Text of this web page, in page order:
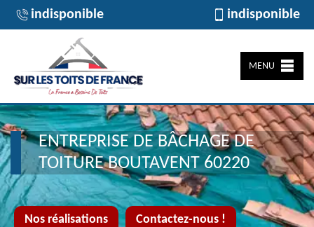
indisponible indisponible
MENU
Nos réalisations Contactez-nous !
ENTREPRISE DE BÂCHAGE DE
TOITURE BOUTAVENT 60220